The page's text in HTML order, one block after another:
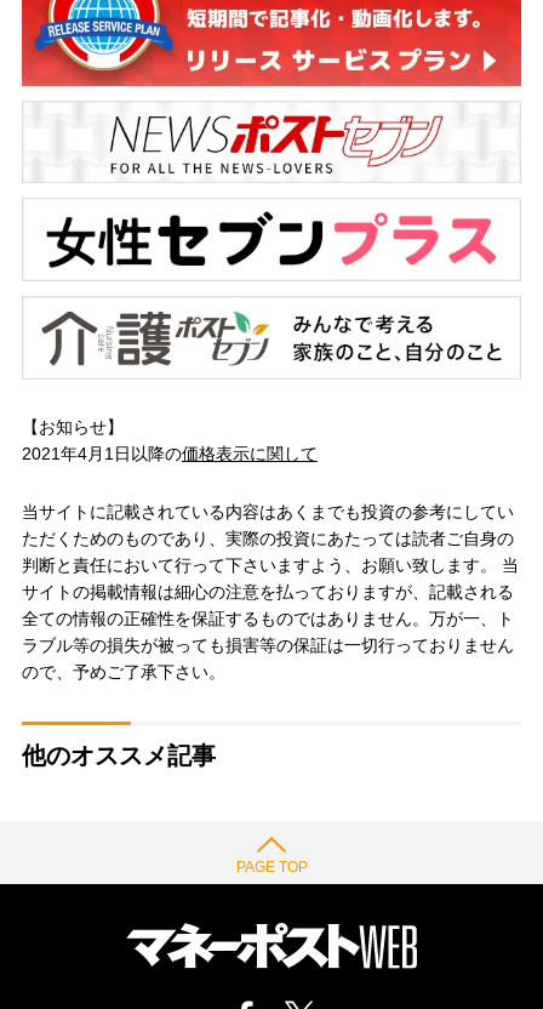
【お知らせ】
2021年4月1日以降の価格表示に関して
当サイトに記載されている内容はあくまでも投資の参考にしてい
ただくためのものであり、実際の投資にあたっては読者ご自身の
判断と責任において行って下さいますよう、お願い致します。 当
サイトの掲載情報は細心の注意を払っておりますが、記載される
全ての情報の正確性を保証するものではありません。万が一、ト
ラブル等の損失が被っても損害等の保証は一切行っておりません
ので、予めご了承下さい。
他のオススメ記事
PAGE TOP